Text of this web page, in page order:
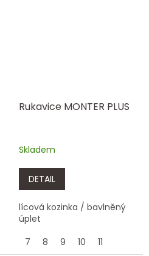
Rukavice MONTER PLUS
Skladem
DETAIL
lícová kozinka / bavlněný
úplet
7
8 9 10 11